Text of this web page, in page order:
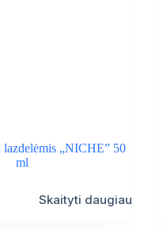
lazdelėmis „NICHE” 50
ml
Skaityti daugiau